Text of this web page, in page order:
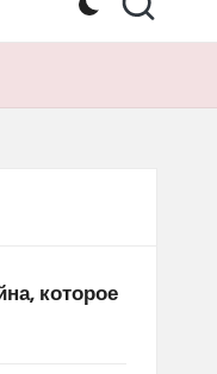
которое